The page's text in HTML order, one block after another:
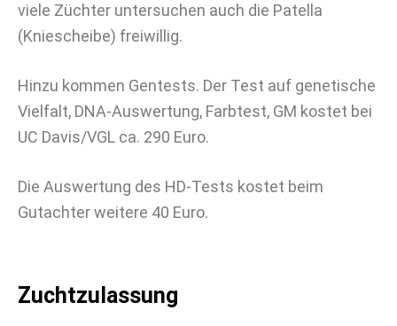
viele Züchter untersuchen auch die Patella
(Kniescheibe) freiwillig.
Hinzu kommen Gentests. Der Test auf genetische
Vielfalt, DNA-Auswertung, Farbtest, GM kostet bei
UC Davis/VGL ca. 290 Euro.
Die Auswertung des HD-Tests kostet beim
Gutachter weitere 40 Euro.
Zuchtzulassung